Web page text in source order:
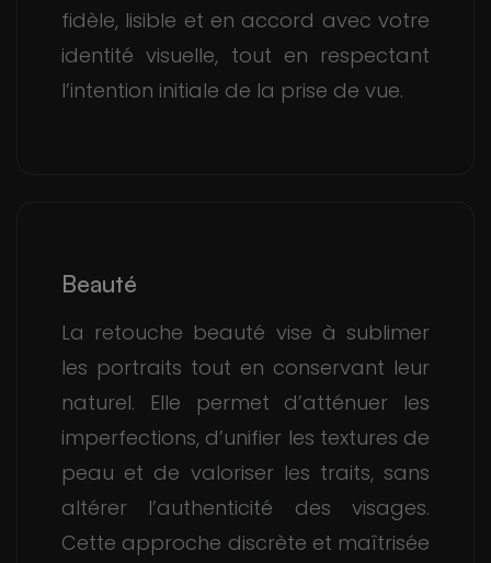
fidèle, lisible et en accord avec votre
identité visuelle, tout en respectant
l’intention initiale de la prise de vue.
Beauté
La retouche beauté vise à sublimer
les portraits tout en conservant leur
naturel. Elle permet d’atténuer les
imperfections, d’unifier les textures de
peau et de valoriser les traits, sans
altérer l’authenticité des visages.
Cette approche discrète et maîtrisée